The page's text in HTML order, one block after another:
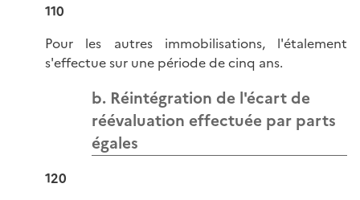
110
Pour les autres immobilisations, l'étalement
s'effectue sur une période de cinq ans.
b. Réintégration de l'écart de
réévaluation effectuée par parts
égales
120